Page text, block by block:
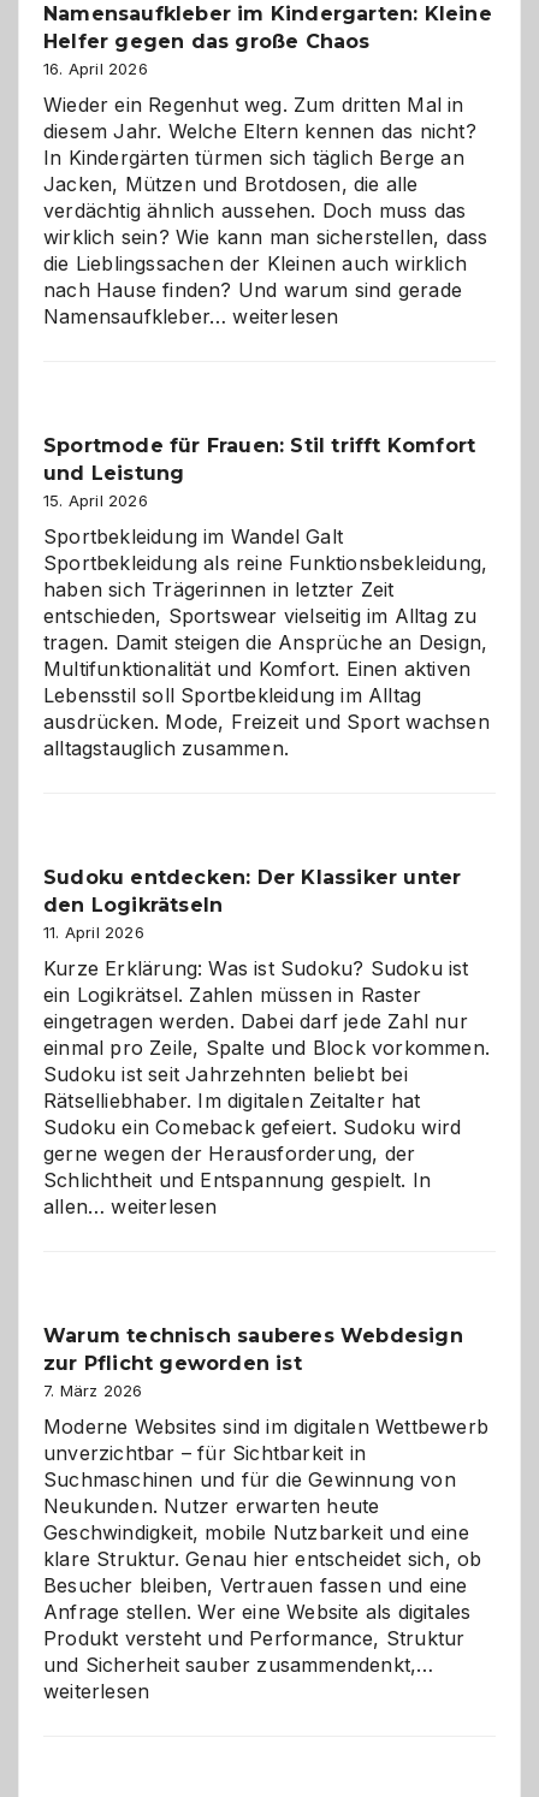
ist
eine
Wahl?
Namensaufkleber im Kindergarten: Kleine
Helfer gegen das große Chaos
16. April 2026
Wieder ein Regenhut weg. Zum dritten Mal in
diesem Jahr. Welche Eltern kennen das nicht?
In Kindergärten türmen sich täglich Berge an
Jacken, Mützen und Brotdosen, die alle
verdächtig ähnlich aussehen. Doch muss das
wirklich sein? Wie kann man sicherstellen, dass
die Lieblingssachen der Kleinen auch wirklich
nach Hause finden? Und warum sind gerade
Namensaufkleber…Namensaufkleber
gegen
Chaos
weiterlesen
Sportmode für Frauen: Stil trifft Komfort
und Leistung
15. April 2026
Sportbekleidung im Wandel Galt
Sportbekleidung als reine Funktionsbekleidung,
haben sich Trägerinnen in letzter Zeit
entschieden, Sportswear vielseitig im Alltag zu
tragen. Damit steigen die Ansprüche an Design,
Multifunktionalität und Komfort. Einen aktiven
Lebensstil soll Sportbekleidung im Alltag
ausdrücken. Mode, Freizeit und Sport wachsen
alltagstauglich zusammen.
Sudoku entdecken: Der Klassiker unter
den Logikrätseln
11. April 2026
Kurze Erklärung: Was ist Sudoku? Sudoku ist
ein Logikrätsel. Zahlen müssen in Raster
eingetragen werden. Dabei darf jede Zahl nur
einmal pro Zeile, Spalte und Block vorkommen.
Sudoku ist seit Jahrzehnten beliebt bei
Rätselliebhaber. Im digitalen Zeitalter hat
Sudoku ein Comeback gefeiert. Sudoku wird
gerne wegen der Herausforderung, der
Schlichtheit und Entspannung gespielt. In
allen…Sudoku
den
Logikrätseln
weiterlesen
Warum technisch sauberes Webdesign
zur Pflicht geworden ist
7. März 2026
Moderne Websites sind im digitalen Wettbewerb
unverzichtbar – für Sichtbarkeit in
Suchmaschinen und für die Gewinnung von
Neukunden. Nutzer erwarten heute
Geschwindigkeit, mobile Nutzbarkeit und eine
klare Struktur. Genau hier entscheidet sich, ob
Besucher bleiben, Vertrauen fassen und eine
Anfrage stellen. Wer eine Website als digitales
Produkt versteht und Performance, Struktur
und Sicherheit sauber zusammendenkt,…
weiterlesen